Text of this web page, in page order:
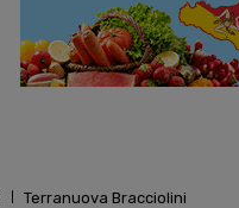
Terranuova Bracciolini